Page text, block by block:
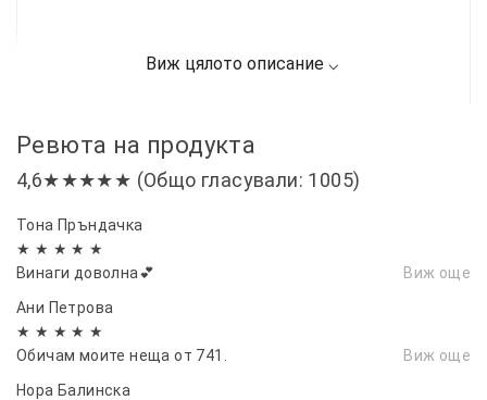
Ревюта на продукта
4,6★★★★★ (Общо гласували: 1005)
Тона Пръндачка
★ ★ ★ ★ ★
Винаги доволна💕
Виж още
Ани Петрова
★ ★ ★ ★ ★
Обичам моите неща от 741.
Виж още
Нора Балинска